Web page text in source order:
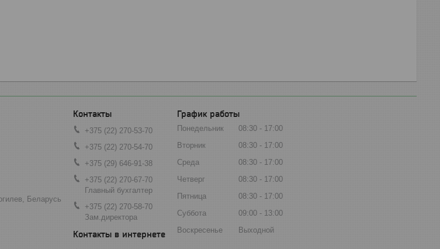
Беларусь
+375 (22) 270-53-70
+375 (22) 270-54-70
+375 (29) 646-91-38
+375 (22) 270-67-70
Главный бухгалтер
+375 (22) 270-58-70
Зам.директора
График работы
Понедельник 08:30
17:00
Вторник
08:30
17:00
Среда
08:30
17:00
Четверг
08:30
17:00
Пятница
08:30
17:00
Суббота
09:00
13:00
Воскресенье
Выходной